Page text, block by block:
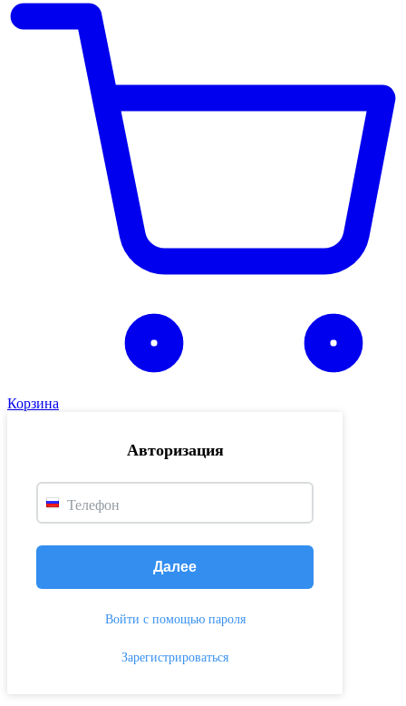
Корзина
Авторизация
Телефон
Далее
Войти с помощью пароля
Зарегистрироваться